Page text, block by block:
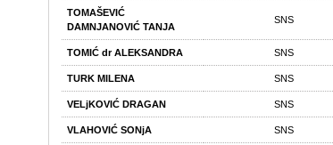
TOMAŠEVIĆ
DAMNJANOVIĆ TANJA
SNS
TOMIĆ dr ALEKSANDRA SNS
TURK MILENA SNS
VELjKOVIĆ DRAGAN SNS
VLAHOVIĆ SONjA SNS